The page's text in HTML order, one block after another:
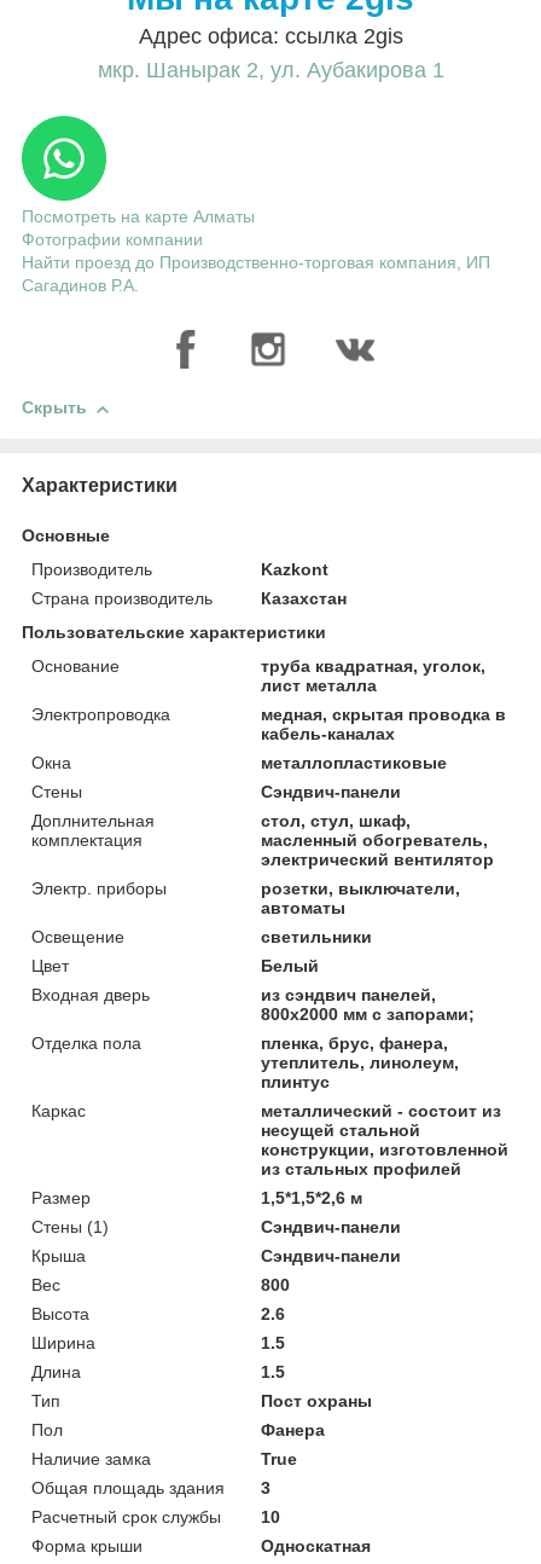
Адрес офиса: ссылка 2gis
мкр. Шанырак 2, ул. Аубакирова 1
Посмотреть на карте Алматы
Фотографии компании
Найти проезд до Производственно-торговая компания, ИП
Сагадинов Р.А.
Скрыть
Характеристики
Основные
Производитель
Kazkont
Страна производитель
Казахстан
Пользовательские характеристики
Основание
труба квадратная, уголок,
лист металла
Электропроводка
медная, скрытая проводка в
кабель-каналах
Окна
металлопластиковые
Стены
Сэндвич-панели
Доплнительная
комплектация
стол, стул, шкаф,
масленный обогреватель,
электрический вентилятор
Электр. приборы
розетки, выключатели,
автоматы
Освещение
светильники
Цвет
Белый
Входная дверь
из сэндвич панелей,
800х2000 мм с запорами;
Отделка пола
пленка, брус, фанера,
утеплитель, линолеум,
плинтус
Каркас
металлический - состоит из
несущей стальной
конструкции, изготовленной
из стальных профилей
Размер
1,5*1,5*2,6 м
Стены (1)
Сэндвич-панели
Крыша
Сэндвич-панели
Вес
800
Высота
2.6
Ширина
1.5
Длина
1.5
Тип
Пост охраны
Пол
Фанера
Наличие замка
True
Общая площадь здания
3
Расчетный срок службы
10
Форма крыши
Односкатная